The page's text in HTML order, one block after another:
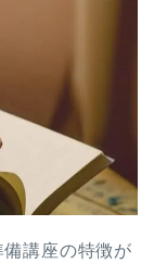
講座の特徴が